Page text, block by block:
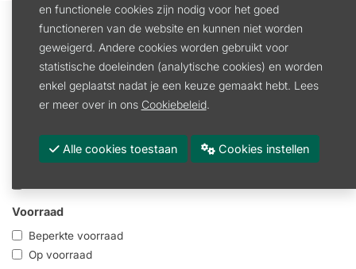
Filter
Verkoop
Hooiruif
Promoties
Merk
PEREN BREUER
Voorraad
Beperkte voorraad
Op voorraad
en functionele cookies zijn nodig voor het goed
functioneren van de website en kunnen niet worden
geweigerd. Andere cookies worden gebruikt voor
statistische doeleinden (analytische cookies) en worden
enkel geplaatst nadat je een keuze gemaakt hebt. Lees
er meer over in ons Cookiebeleid.
Alle cookies toestaan Cookies instellen